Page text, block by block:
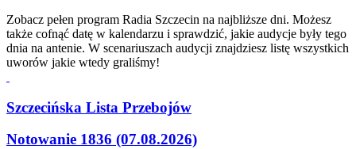
Zobacz pełen program Radia Szczecin na najbliższe dni. Możesz
także cofnąć datę w kalendarzu i sprawdzić, jakie audycje były tego
dnia na antenie. W scenariuszach audycji znajdziesz listę wszystkich
uworów jakie wtedy graliśmy!
Szczecińska Lista Przebojów
Notowanie 1836 (07.08.2026)